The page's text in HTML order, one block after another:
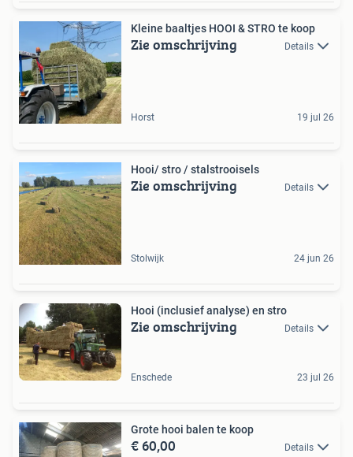
Kleine baaltjes HOOI & STRO te koop
Zie omschrijving Details
Horst 19 jul 26
Hooi/ stro / stalstrooisels
Zie omschrijving Details
Stolwijk 24 jun 26
Hooi (inclusief analyse) en stro
Zie omschrijving Details
Enschede 23 jul 26
Grote hooi balen te koop
€ 60,00 Details